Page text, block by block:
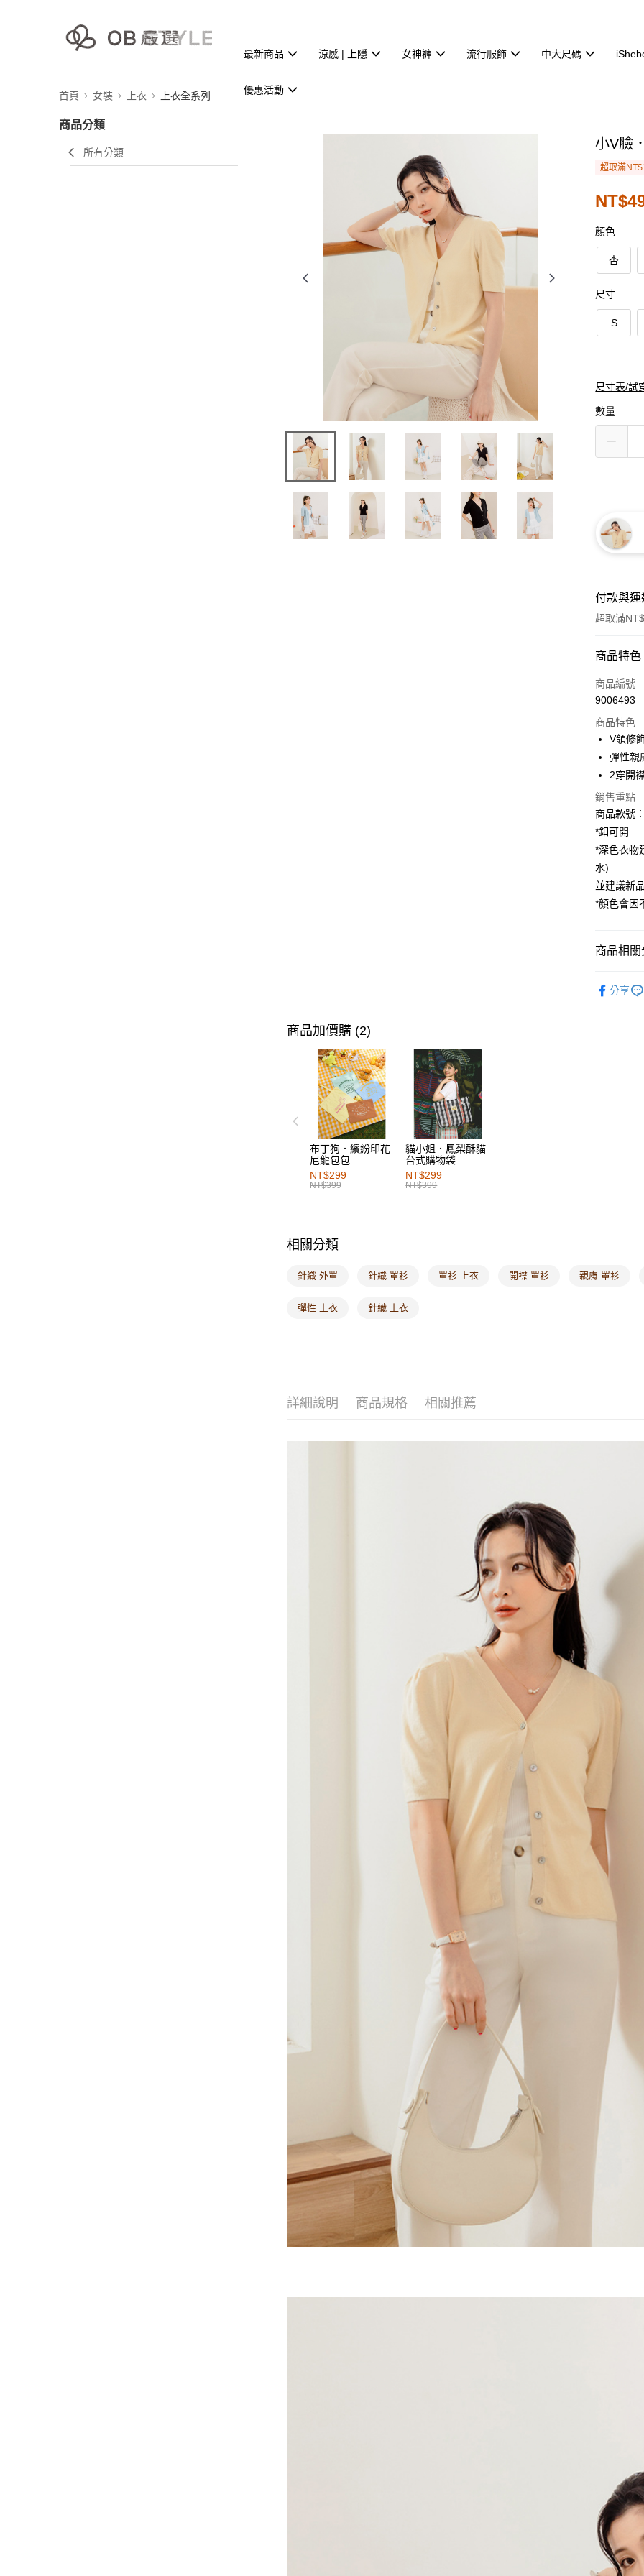
最新商品 涼感 | 上隱 女神褲 流行服飾 中大尺碼
優惠活動
首頁 女裝 上衣 上衣全系列
商品分類
所有分類
小V臉
超取滿
顏色
杏
尺寸
S
尺寸表/試
數量
付款與
超取滿
付款方式
信用卡一
超商取貨
LINE Pay
運送方式
全家取貨
每筆
付款後全
萊爾富取
付款後萊
海外配送-
商品特色
商品編號
9006493
商品特色
V領修
彈性親
2穿開
銷售重點
商品款號
*釦可開
*深色衣物
水)
並建議新
*顏色會因
商品相關
分享
商品加價購 (2)
布丁狗．繽紛印花
尼龍包包
NT$299
NT$399
貓小姐．鳳梨酥貓
台式購物袋
NT$299
NT$399
相關分類
針織 外罩 針織 罩衫 罩衫 上衣 開襟 罩衫 親膚 罩衫
彈性 上衣 針織 上衣
詳細說明 商品規格 相關推薦